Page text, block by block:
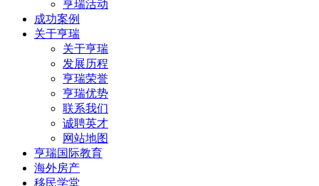
亨瑞活动
成功案例
关于亨瑞
关于亨瑞
发展历程
亨瑞荣誉
亨瑞优势
联系我们
诚聘英才
网站地图
亨瑞国际教育
海外房产
移民学堂